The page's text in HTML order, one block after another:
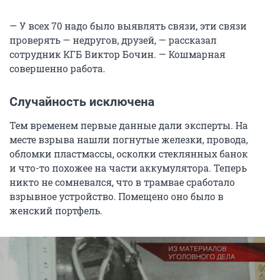
— У всех 70 надо было выявлять связи, эти связи
проверять — недругов, друзей, — рассказал
сотрудник КГБ Виктор Бочин. — Кошмарная
совершенно работа.
Случайность исключена
Тем временем первые данные дали эксперты. На
месте взрыва нашли погнутые железки, провода,
обломки пластмассы, осколки стеклянных банок
и что-то похожее на части аккумулятора. Теперь
никто не сомневался, что в трамвае сработало
взрывное устройство. Помещено оно было в
женский портфель.